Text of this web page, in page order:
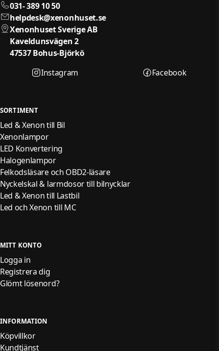
031- 389 10 50
helpdesk@xenonhuset.se
Xenonhuset Sverige AB
Kaveldunsvägen 2
47537 Bohus-Björkö
Instagram
Facebook
SORTIMENT
Led & Xenon till Bil
Xenonlampor
LED Konvertering
Halogenlampor
Felkodsläsare och OBD2-läsare
Nyckelskal & larmdosor till bilnycklar
Led & Xenon till Lastbil
Led och Xenon till MC
MITT KONTO
Logga in
Registrera dig
Glömt lösenord?
INFORMATION
Köpvillkor
Kundtjänst